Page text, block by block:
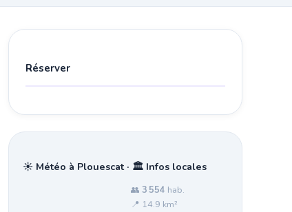
Réserver
☀️ Météo à Plouescat · 🏛️ Infos locales
👥 3 554 hab.
📍 14.9 km²